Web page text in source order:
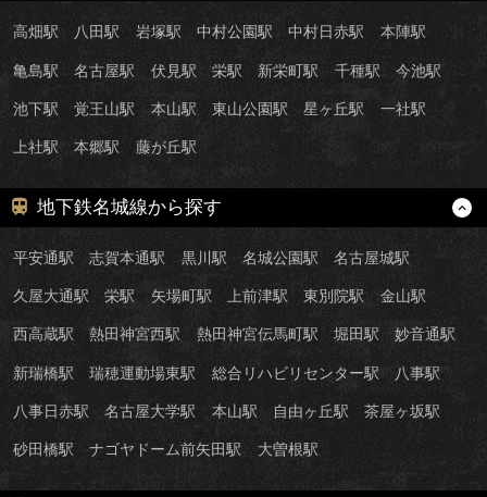
高畑駅 八田駅 岩塚駅 中村公園駅 中村日赤駅 本陣駅
亀島駅 名古屋駅 伏見駅 栄駅 新栄町駅 千種駅 今池駅
池下駅 覚王山駅 本山駅 東山公園駅 星ヶ丘駅 一社駅
上社駅 本郷駅 藤が丘駅
地下鉄名城線から探す
平安通駅 志賀本通駅 黒川駅 名城公園駅 名古屋城駅
久屋大通駅 栄駅 矢場町駅 上前津駅 東別院駅 金山駅
西高蔵駅 熱田神宮西駅 熱田神宮伝馬町駅 堀田駅 妙音通駅
新瑞橋駅 瑞穂運動場東駅 総合リハビリセンター駅 八事駅
八事日赤駅 名古屋大学駅 本山駅 自由ヶ丘駅 茶屋ヶ坂駅
砂田橋駅 ナゴヤドーム前矢田駅 大曽根駅